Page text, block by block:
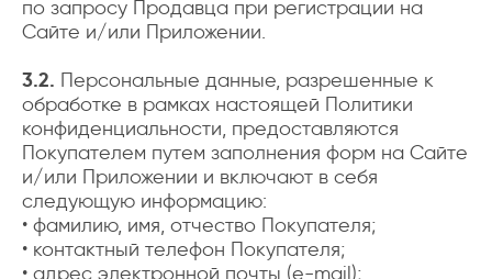
по запросу Продавца при регистрации на
Сайте и/или Приложении.
3.2. Персональные данные, разрешенные к
обработке в рамках настоящей Политики
конфиденциальности, предоставляются
Покупателем путем заполнения форм на Сайте
и/или Приложении и включают в себя
следующую информацию:
• фамилию, имя, отчество Покупателя;
• контактный телефон Покупателя;
• адрес электронной почты (e-mail);